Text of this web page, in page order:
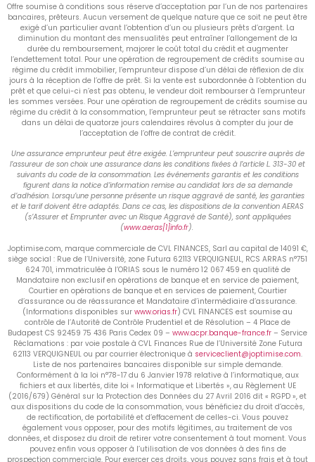
Offre soumise à conditions sous réserve d’acceptation par l’un de nos partenaires
bancaires, prêteurs. Aucun versement de quelque nature que ce soit ne peut être
exigé d’un particulier avant l’obtention d’un ou plusieurs prêts d’argent. La
diminution du montant des mensualités peut entraîner l’allongement de la
durée du remboursement, majorer le coût total du crédit et augmenter
l’endettement total. Pour une opération de regroupement de crédits soumise au
régime du crédit immobilier, l’emprunteur dispose d’un délai de réflexion de dix
jours à la réception de l’offre de prêt. Si la vente est subordonnée à l’obtention du
prêt et que celui-ci n’est pas obtenu, le vendeur doit rembourser à l’emprunteur
les sommes versées. Pour une opération de regroupement de crédits soumise au
régime du crédit à la consommation, l’emprunteur peut se rétracter sans motifs
dans un délai de quatorze jours calendaires révolus à compter du jour de
l’acceptation de l’offre de contrat de crédit.
Une assurance emprunteur peut être exigée. L’emprunteur peut souscrire auprès de
l’assureur de son choix une assurance dans les conditions fixées à l’article L. 313-30 et
suivants du code de la consommation. Les événements garantis et les conditions
figurent dans la notice d’information remise au candidat lors de sa demande
d’adhésion. Lorsqu’une personne présente un risque aggravé de santé, les garanties
et le tarif doivent être adaptés. Dans ce cas, les dispositions de la convention AERAS
(s’Assurer et Emprunter avec un Risque Aggravé de Santé), sont appliquées
(www.aeras[1]info.fr).
Joptimise.com, marque commerciale de CVL FINANCES, Sarl au capital de 14091 €,
siège social : Rue de l’Université, zone Futura 62113 VERQUIGNEUL, RCS ARRAS n°751
624 701, immatriculée à l’ORIAS sous le numéro 12 067 459 en qualité de
Mandataire non exclusif en opérations de banque et en service de paiement,
Courtier en opérations de banque et en services de paiement, Courtier
d’assurance ou de réassurance et Mandataire d’intermédiaire d’assurance.
(Informations disponibles sur www.orias.fr) CVL FINANCES est soumise au
contrôle de l’Autorité de Contrôle Prudentiel et de Résolution – 4 Place de
Budapest CS 92459 75 436 Paris Cedex 09 – www.acpr.banque-france.fr – Service
Réclamations : par voie postale à CVL Finances Rue de l’Université Zone Futura
62113 VERQUIGNEUL ou par courrier électronique à serviceclient@joptimise.com.
Liste de nos partenaires bancaires disponible sur simple demande.
Conformément à la loi n°78-17 du 6 Janvier 1978 relative à l’informatique, aux
fichiers et aux libertés, dite loi « Informatique et Libertés », au Règlement UE
(2016/679) Général sur la Protection des Données du 27 Avril 2016 dit « RGPD », et
aux dispositions du code de la consommation, vous bénéficiez du droit d’accès,
de rectification, de portabilité et d’effacement de celles-ci. Vous pouvez
également vous opposer, pour des motifs légitimes, au traitement de vos
données, et disposez du droit de retirer votre consentement à tout moment. Vous
pouvez enfin vous opposer à l’utilisation de vos données à des fins de
prospection commerciale. Pour exercer ces droits, vous pouvez sans frais et à tout